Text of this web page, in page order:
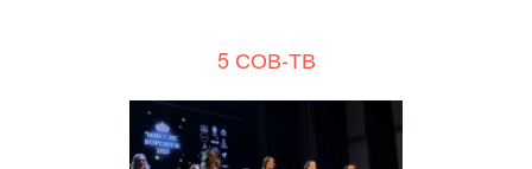
5 СОВ-ТВ